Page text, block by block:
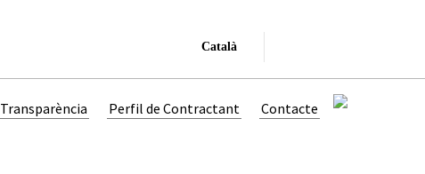
Català
Transparència Perfil de Contractant Contacte